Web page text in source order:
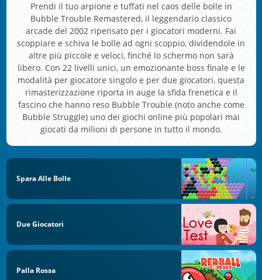
Prendi il tuo arpione e tuffati nel caos delle bolle in
Bubble Trouble Remastered, il leggendario classico
arcade del 2002 ripensato per i giocatori moderni. Fai
scoppiare e schiva le bolle ad ogni scoppio, dividendole in
altre più piccole e veloci, finché lo schermo non sarà
libero. Con 22 livelli unici, un emozionante boss finale e le
modalità per giocatore singolo e per due giocatori, questa
rimasterizzazione riporta in auge la sfida frenetica e il
fascino che hanno reso Bubble Trouble (noto anche come
Bubble Struggle) uno dei giochi online più popolari mai
giocati da milioni di persone in tutto il mondo.
Spara Alle Bolle
Due Giocatori
Palla Rossa